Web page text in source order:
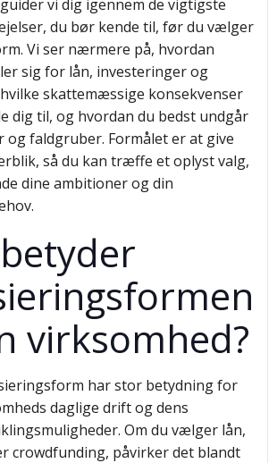
vi dig igennem de vigtigste
du bør kende til, før du vælger
Vi ser nærmere på, hvordan
sig for lån, investeringer og
skattemæssige konsekvenser
dig til, og hvordan du bedst undgår
og faldgruber. Formålet er at give
så du kan træffe et oplyst valg,
dine ambitioner og din
virksomhed?
har stor betydning for
daglige drift og dens
Om du vælger lån,
crowdfunding, påvirker det blandt